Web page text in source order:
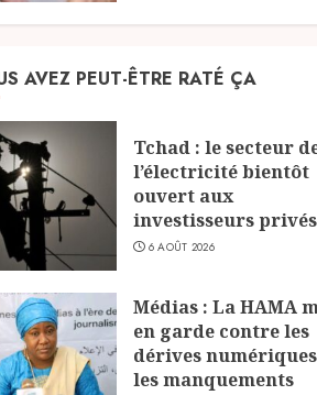
AVEZ PEUT-ÊTRE RATÉ ÇA
Tchad : le secteur
l’électricité bientôt
ouvert aux
investisseurs privés
6 AOÛT 2026
Médias : La HAMA
en garde contre les
dérives
les manquements